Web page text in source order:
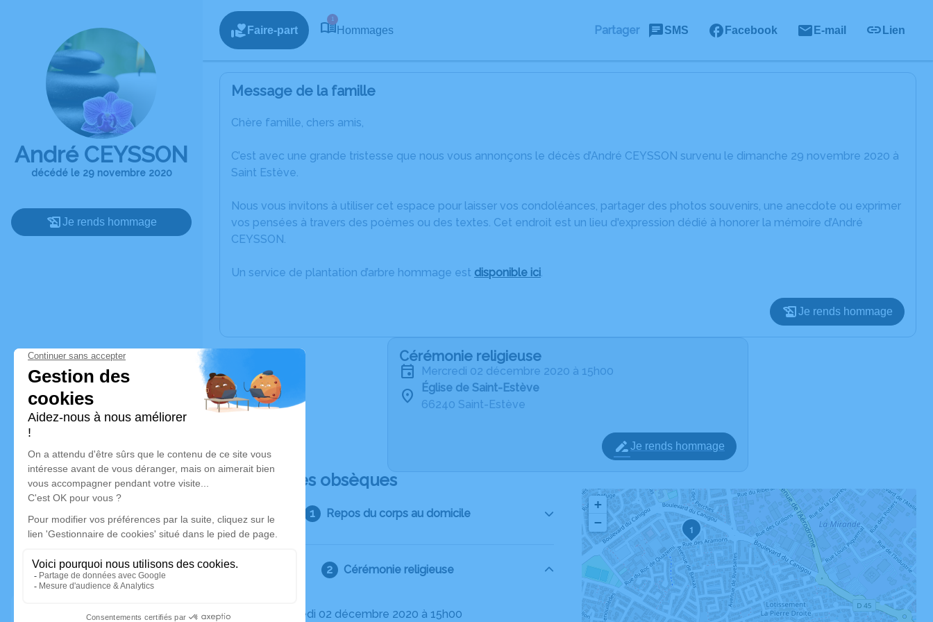
André CEYSSON
décédé le 29 novembre 2020
Je rends hommage
Faire-part
1
Hommages Partager SMS Facebook E-mail Lien
Message de la famille
Chère famille, chers amis,
C’est avec une grande tristesse que nous vous annonçons le décès d’André CEYSSON survenu le dimanche 29 novembre 2020 à
Saint Estève.
Nous vous invitons à utiliser cet espace pour laisser vos condoléances, partager des photos souvenirs, une anecdote ou exprimer
vos pensées à travers des poèmes ou des textes. Cet endroit est un lieu d'expression dédié à honorer la mémoire d’André
CEYSSON.
Un service de plantation d’arbre hommage est disponible ici.
Je rends hommage
Cérémonie religieuse
mercredi 02 décembre 2020 à 15h00
Église de Saint-Estève
66240 Saint-Estève
Je rends hommage
Déroulé des obsèques
Repos du corps au domicile
Cérémonie religieuse
Le mercredi 02 décembre 2020 à 15h00
1
+
−